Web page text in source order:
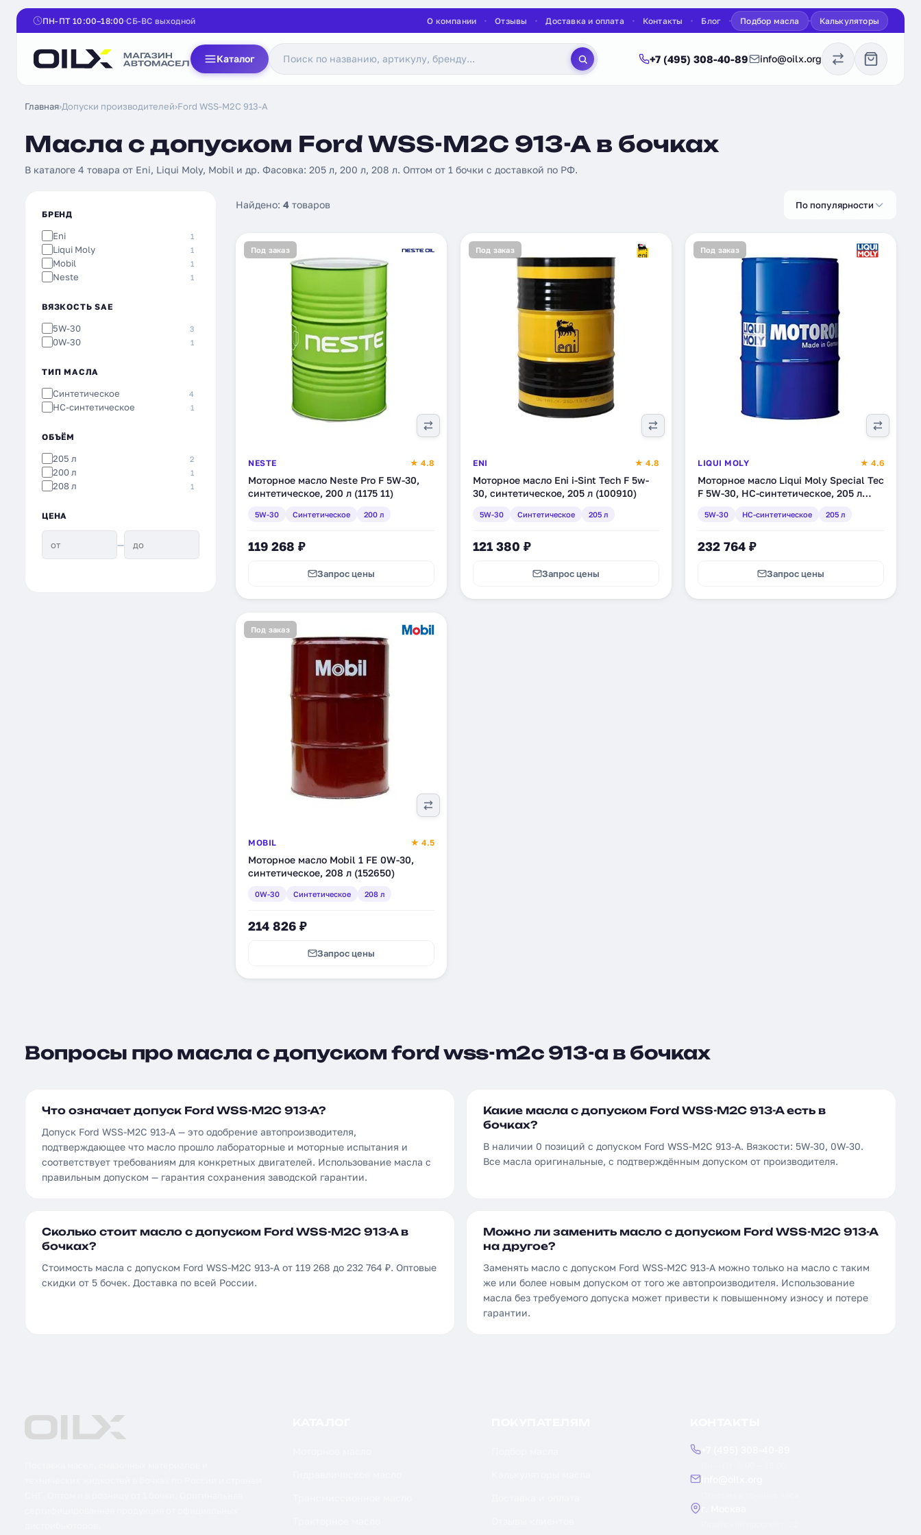
ПН-ПТ 10:00–18:00 СБ-ВС выходной О компании Отзывы Доставка и оплата Контакты Блог Подбор масла Калькуляторы
Каталог +7 (495) 308-40-89 info@oilx.org
Главная›Допуски производителей›Ford WSS-M2C 913-A
Масла с допуском Ford WSS-M2C 913-A в бочках
В каталоге 4 товара от Eni, Liqui Moly, Mobil и др. Фасовка: 205 л, 200 л, 208 л. Оптом от 1 бочки с доставкой по РФ.
БРЕНД
Eni 1
Liqui Moly 1
Mobil 1
Neste 1
ВЯЗКОСТЬ SAE
5W-30 3
0W-30 1
ТИП МАСЛА
Синтетическое 4
HC-синтетическое 1
ОБЪЁМ
205 л 2
200 л 1
208 л 1
ЦЕНА
—
Найдено: 4 товаров По популярности
Под заказ
NESTE ★ 4.8
Моторное масло Neste Pro F 5W-30,
синтетическое, 200 л (1175 11)
5W-30 Синтетическое 200 л
119 268 ₽
Запрос цены
Под заказ
ENI ★ 4.8
Моторное масло Eni i-Sint Tech F 5w-
30, синтетическое, 205 л (100910)
5W-30 Синтетическое 205 л
121 380 ₽
Запрос цены
Под заказ
LIQUI MOLY ★ 4.6
Моторное масло Liqui Moly Special Tec
F 5W-30, HC-синтетическое, 205 л
5W-30 HC-синтетическое 205 л
232 764 ₽
Запрос цены
Под заказ
MOBIL ★ 4.5
Моторное масло Mobil 1 FE 0W-30,
синтетическое, 208 л (152650)
0W-30 Синтетическое 208 л
214 826 ₽
Запрос цены
Вопросы про масла с допуском ford wss-m2c 913-a в бочках
Что означает допуск Ford WSS-M2C 913-A?
Допуск Ford WSS-M2C 913-A — это одобрение автопроизводителя,
подтверждающее что масло прошло лабораторные и моторные испытания и
соответствует требованиям для конкретных двигателей. Использование масла с
правильным допуском — гарантия сохранения заводской гарантии.
Какие масла с допуском Ford WSS-M2C 913-A есть в
бочках?
В наличии 0 позиций с допуском Ford WSS-M2C 913-A. Вязкости: 5W-30, 0W-30.
Все масла оригинальные, с подтверждённым допуском от производителя.
Сколько стоит масло с допуском Ford WSS-M2C 913-A в
бочках?
Стоимость масла с допуском Ford WSS-M2C 913-A от 119 268 до 232 764 ₽. Оптовые
скидки от 5 бочек. Доставка по всей России.
Можно ли заменить масло с допуском Ford WSS-M2C 913-A
на другое?
Заменять масло с допуском Ford WSS-M2C 913-A можно только на масло с таким
же или более новым допуском от того же автопроизводителя. Использование
масла без требуемого допуска может привести к повышенному износу и потере
гарантии.